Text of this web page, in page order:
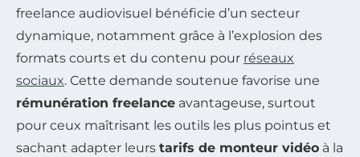
freelance audiovisuel bénéficie d’un secteur
dynamique, notamment grâce à l’explosion des
formats courts et du contenu pour réseaux
sociaux. Cette demande soutenue favorise une
rémunération freelance avantageuse, surtout
pour ceux maîtrisant les outils les plus pointus et
sachant adapter leurs tarifs de monteur vidéo à la